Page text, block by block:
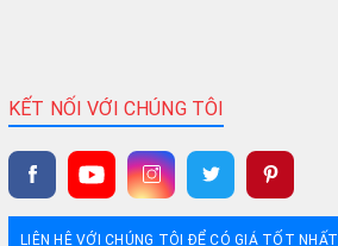
KẾT NỐI VỚI CHÚNG TÔI
LIÊN HỆ VỚI CHÚNG TÔI ĐỂ CÓ GIÁ TỐT NHẤT